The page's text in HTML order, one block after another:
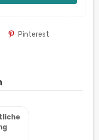
Pinterest